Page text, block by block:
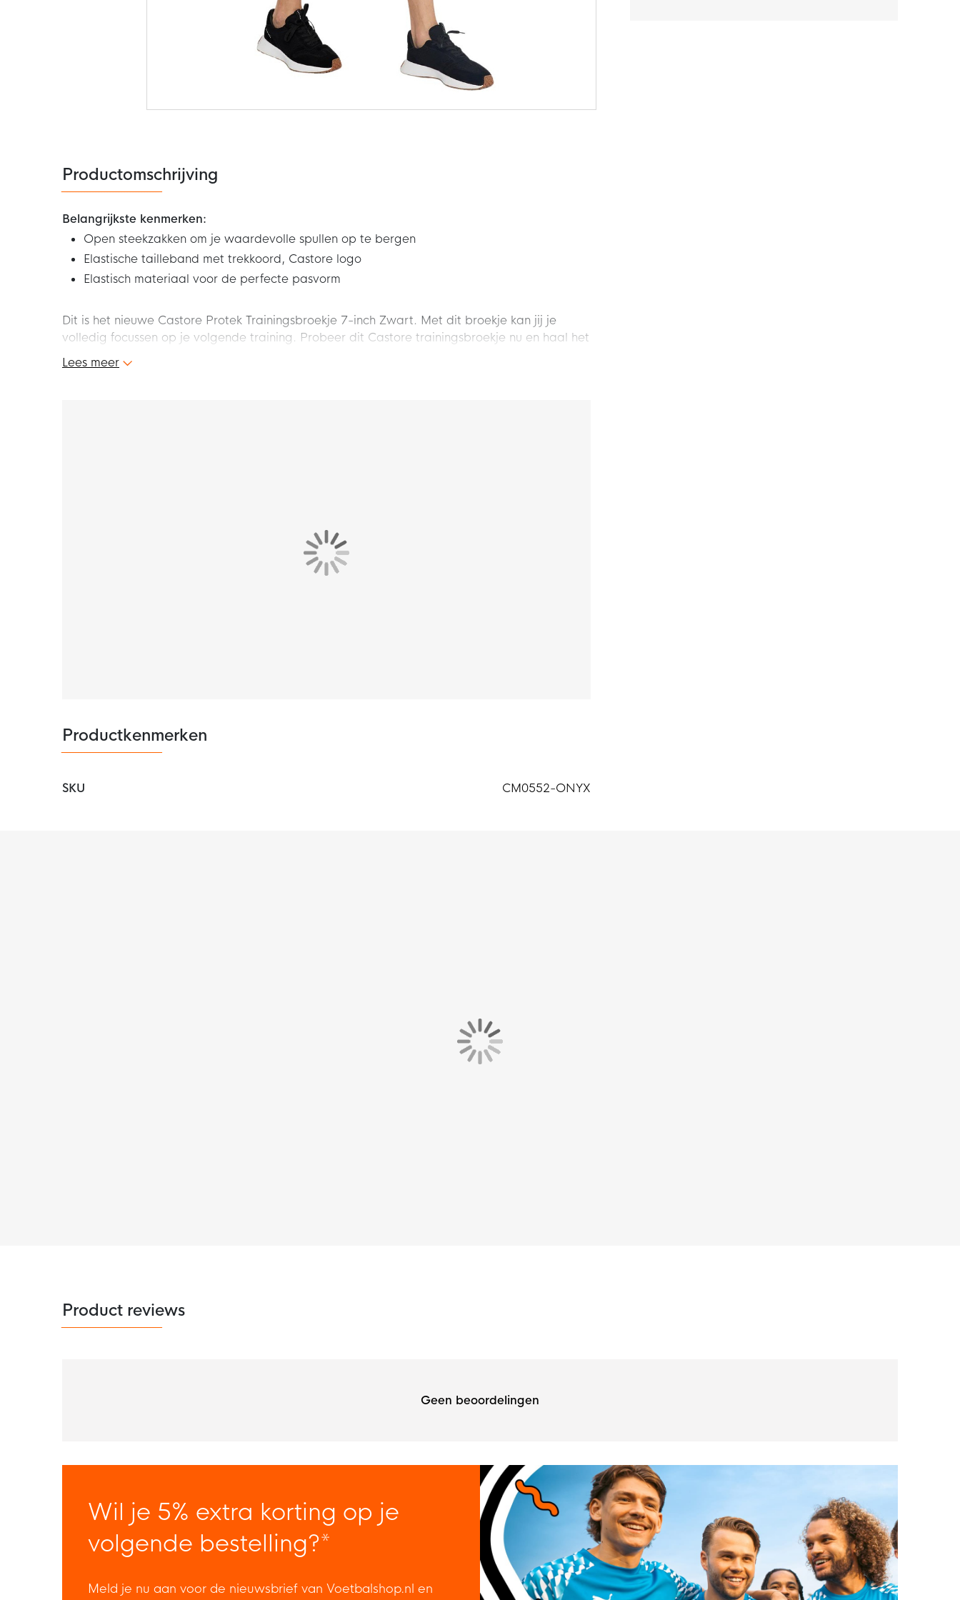
de
afbeeldingen-
gallerij
Productomschrijving
Belangrijkste kenmerken:
Open steekzakken om je waardevolle spullen op te bergen
Elastische tailleband met trekkoord, Castore logo
Elastisch materiaal voor de perfecte pasvorm
Dit is het nieuwe Castore Protek Trainingsbroekje 7-inch Zwart. Met dit broekje kan jij je
volledig focussen op je volgende training. Probeer dit Castore trainingsbroekje nu en haal het
maximale uit je volgende training!
Lees meer
Productkenmerken
SKU CM0552-ONYX
Product reviews
Geen beoordelingen
Wil je 5% extra korting op je
volgende bestelling?*
Meld je nu aan voor de nieuwsbrief van Voetbalshop.nl en